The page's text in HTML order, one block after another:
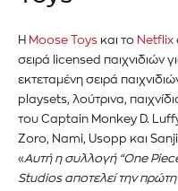
Η Moose Toys και το Netflix
σειρά licensed παιχνιδιών
εκτεταμένη σειρά
playsets, λούτρινα,
του Captain Monkey D.
Zoro, Nami, Usopp και
«Αυτή η συλλογή “One
Studios αποτελεί την